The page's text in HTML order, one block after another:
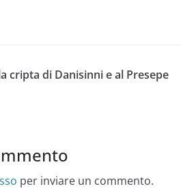
cripta di Danisinni e al Presepe
per inviare un commento.